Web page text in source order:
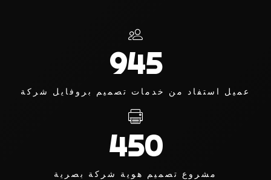
945
عميل استفاد من خدمات تصميم بروفايل شركة
450
مشروع تصميم هوية شركة بصرية